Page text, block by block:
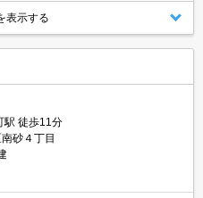
表示する
駅 徒歩11分
砂４丁目